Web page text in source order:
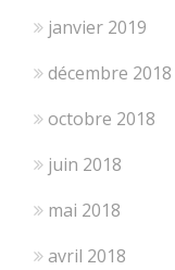
janvier 2019
décembre 2018
octobre 2018
juin 2018
mai 2018
avril 2018